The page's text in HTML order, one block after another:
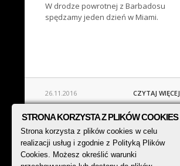
W drodze powrotnej z Barbadosu
spędzamy jeden dzień w Miami.
26.11.2016 CZYTAJ WIĘCEJ
STRONA KORZYSTA Z PLIKÓW COOKIES
Strona korzysta z plików cookies w celu
realizacji usług i zgodnie z Polityką Plików
Cookies. Możesz określić warunki